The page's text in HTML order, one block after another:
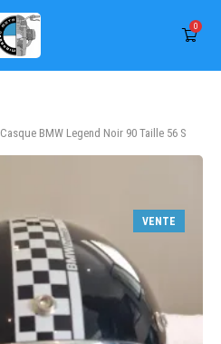
0
Casque BMW Legend Noir 90 Taille 56 S
VENTE